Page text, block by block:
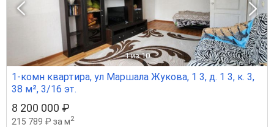
1 из 10
1-комн квартира, ул Маршала Жукова, 1 3, д. 1 3, к. 3,
38 м², 3/16 эт.
8 200 000 ₽
215 789 ₽ за м2